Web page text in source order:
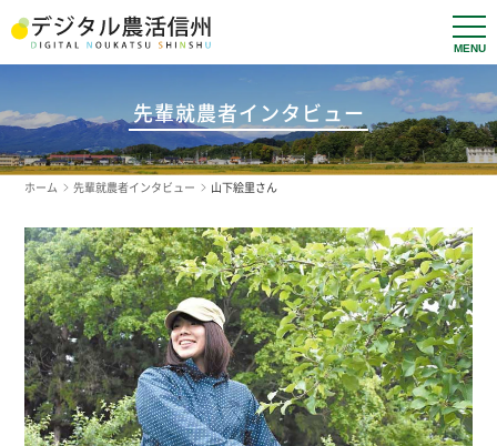
t
o
l
e
n
a
v
t
i
o
n
先輩就農者インタビュー
ホーム 先輩就農者インタビュー 山下絵里さん